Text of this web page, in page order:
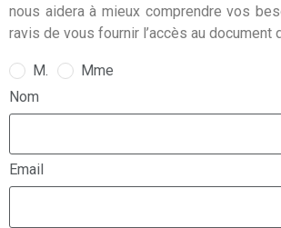
nous aidera à mieux comprendre vos
ravis de vous fournir l’accès au document
M.
Mme
Nom
Email